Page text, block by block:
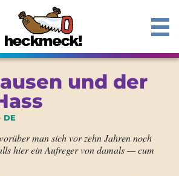
und der
DE
man sich vor zehn Jahren noch
hier ein Aufreger von damals — cum